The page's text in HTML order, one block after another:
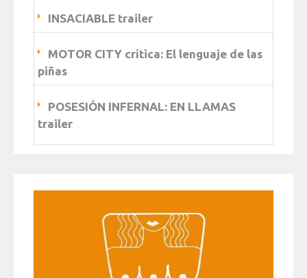
INSACIABLE trailer
MOTOR CITY crítica: El lenguaje de las
piñas
POSESIÓN INFERNAL: EN LLAMAS
trailer